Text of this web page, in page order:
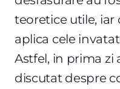
teoretice utile,
aplica cele
Astfel, in prima zi
discutat despre